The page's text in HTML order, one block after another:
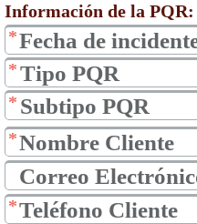
Información de la PQR:
*
*
*
*
*